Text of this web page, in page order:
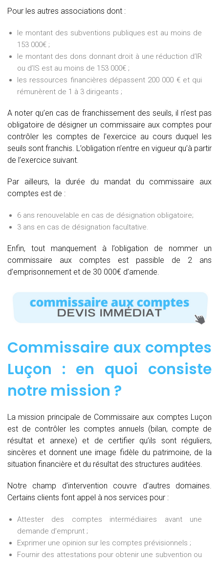
Pour les autres associations dont :
le montant des subventions publiques est au moins de
153 000€ ;
le montant des dons donnant droit à une réduction d’IR
ou d’IS est au moins de 153 000€ ;
les ressources financières dépassent 200 000 € et qui
rémunèrent de 1 à 3 dirigeants ;
A noter qu’en cas de franchissement des seuils, il n’est pas
obligatoire de désigner un commissaire aux comptes pour
contrôler les comptes de l’exercice au cours duquel les
seuils sont franchis. L’obligation n’entre en vigueur qu’à partir
de l’exercice suivant.
Par ailleurs, la durée du mandat du commissaire aux
comptes est de :
6 ans renouvelable en cas de désignation obligatoire;
3 ans en cas de désignation facultative.
Enfin, tout manquement à l’obligation de nommer un
commissaire aux comptes est passible de 2 ans
d’emprisonnement et de 30 000€ d’amende.
Commissaire aux comptes
Luçon : en quoi consiste
notre mission ?
La mission principale de Commissaire aux comptes Luçon
est de contrôler les comptes annuels (bilan, compte de
résultat et annexe) et de certifier qu’ils sont réguliers,
sincères et donnent une image fidèle du patrimoine, de la
situation financière et du résultat des structures auditées.
Notre champ d’intervention couvre d’autres domaines.
Certains clients font appel à nos services pour :
Attester des comptes intermédiaires avant une
demande d’emprunt ;
Exprimer une opinion sur les comptes prévisionnels ;
Fournir des attestations pour obtenir une subvention ou